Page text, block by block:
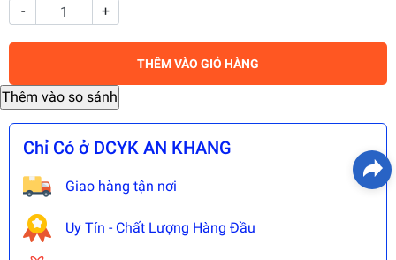
- +
THÊM VÀO GIỎ HÀNG
Chỉ Có ở DCYK AN KHANG
Giao hàng tận nơi
Uy Tín - Chất Lượng Hàng Đầu